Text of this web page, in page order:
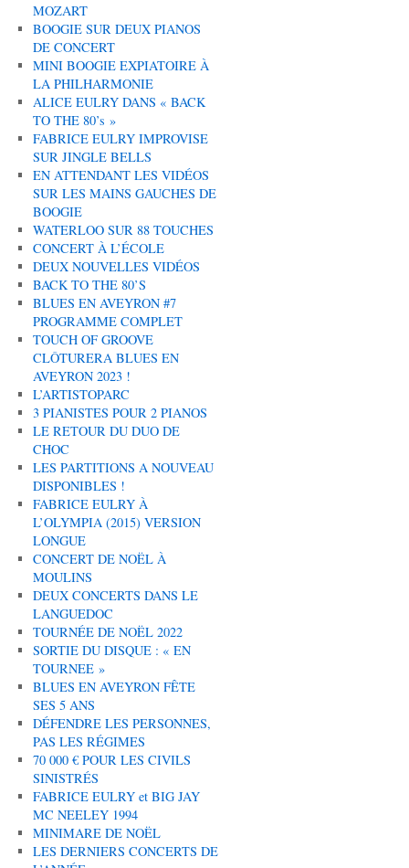
MOZART
BOOGIE SUR DEUX PIANOS
DE CONCERT
MINI BOOGIE EXPIATOIRE À
LA PHILHARMONIE
ALICE EULRY DANS « BACK
TO THE 80’s »
FABRICE EULRY IMPROVISE
SUR JINGLE BELLS
EN ATTENDANT LES VIDÉOS
SUR LES MAINS GAUCHES DE
BOOGIE
WATERLOO SUR 88 TOUCHES
CONCERT À L’ÉCOLE
DEUX NOUVELLES VIDÉOS
BACK TO THE 80’S
BLUES EN AVEYRON #7
PROGRAMME COMPLET
TOUCH OF GROOVE
CLÔTURERA BLUES EN
AVEYRON 2023 !
L’ARTISTOPARC
3 PIANISTES POUR 2 PIANOS
LE RETOUR DU DUO DE
CHOC
LES PARTITIONS A NOUVEAU
DISPONIBLES !
FABRICE EULRY À
L’OLYMPIA (2015) VERSION
LONGUE
CONCERT DE NOËL À
MOULINS
DEUX CONCERTS DANS LE
LANGUEDOC
TOURNÉE DE NOËL 2022
SORTIE DU DISQUE : « EN
TOURNEE »
BLUES EN AVEYRON FÊTE
SES 5 ANS
DÉFENDRE LES PERSONNES,
PAS LES RÉGIMES
70 000 € POUR LES CIVILS
SINISTRÉS
FABRICE EULRY et BIG JAY
MC NEELEY 1994
MINIMARE DE NOËL
LES DERNIERS CONCERTS DE